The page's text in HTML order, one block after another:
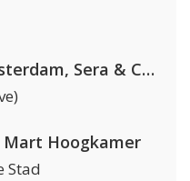
Kris Kross Amsterdam, Sera & Conor Maynard
Hoogkamer
Stad